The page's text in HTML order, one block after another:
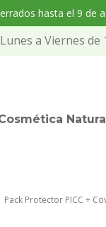
hasta el 9 de
Lunes a Viernes de
Pack Protector PICC +